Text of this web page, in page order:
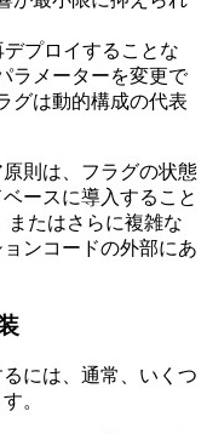
プロイすることな
ラメーターを変更で
グは動的構成の代表
則は、フラグの状態
ースに導入すること
またはさらに複雑な
ンコードの外部にあ
には、通常、いくつ
。